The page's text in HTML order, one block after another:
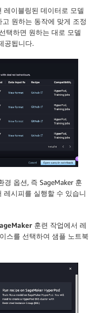
레이블링된 데이터로 모델
원하는 동작에 맞게 조정
택하면 원하는 대로 모델
공됩니다.
경 옵션, 즉 SageMaker 훈
레시피를 실행할 수 있습니
훈련 작업에서 레
스를 선택하여 샘플 노트북